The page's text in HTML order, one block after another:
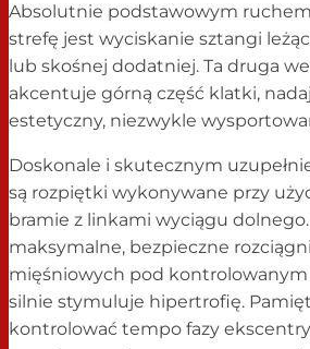
Absolutnie podstawowym
strefę jest wyciskanie sztangi
lub skośnej dodatniej. Ta druga
akcentuje górną część klatki,
estetyczny, niezwykle
Doskonale i skutecznym
są rozpiętki wykonywane przy
bramie z linkami wyciągu
maksymalne, bezpieczne
mięśniowych pod kontrolowanym
silnie stymuluje hipertrofię.
kontrolować tempo fazy